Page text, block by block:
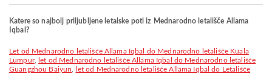
Katere so najbolj priljubljene letalske poti iz Mednarodno letališče Allama
Iqbal?
let od Mednarodno letališče Allama Iqbal do Mednarodno letališče Kuala
Lumpur,
let od Mednarodno letališče Allama Iqbal do Mednarodno letališče
Guangzhou Baiyun
let od Mednarodno letališče Allama Iqbal do Letališče